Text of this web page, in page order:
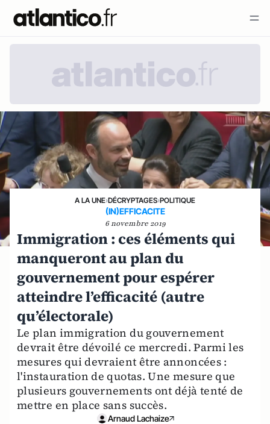
A LA UNE›DÉCRYPTAGES›POLITIQUE
(IN)EFFICACITE
6 novembre 2019
Immigration : ces éléments qui
manqueront au plan du
gouvernement pour espérer
atteindre l’efficacité (autre
qu’électorale)
Le plan immigration du gouvernement
devrait être dévoilé ce mercredi. Parmi les
mesures qui devraient être annoncées :
l'instauration de quotas. Une mesure que
plusieurs gouvernements ont déjà tenté de
mettre en place sans succès.
Arnaud Lachaize